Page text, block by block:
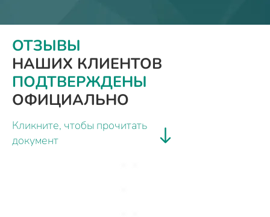
ОТЗЫВЫ
НАШИХ КЛИЕНТОВ
ПОДТВЕРЖДЕНЫ
ОФИЦИАЛЬНО
Кликните, чтобы прочитать
документ